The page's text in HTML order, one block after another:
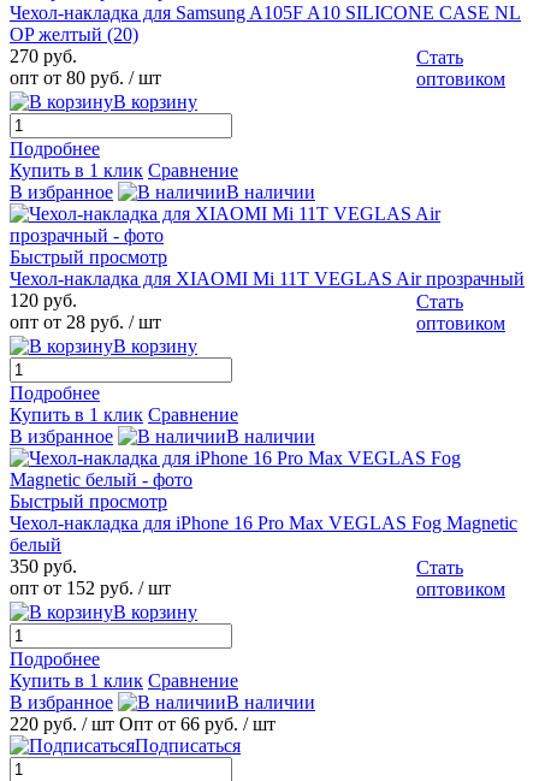
Чехол-накладка для Samsung A105F A10 SILICONE CASE NL
OP желтый (20)
270 руб.
опт от 80 руб. / шт
Стать
оптовиком
В корзину
Подробнее
Купить в 1 клик Сравнение
В избранное
В наличии
Быстрый просмотр
Чехол-накладка для XIAOMI Mi 11T VEGLAS Air прозрачный
120 руб.
опт от 28 руб. / шт
Стать
оптовиком
В корзину
Подробнее
Купить в 1 клик Сравнение
В избранное
В наличии
Быстрый просмотр
Чехол-накладка для iPhone 16 Pro Max VEGLAS Fog Magnetic
белый
350 руб.
опт от 152 руб. / шт
Стать
оптовиком
В корзину
Подробнее
Купить в 1 клик Сравнение
В избранное
В наличии
220 руб. / шт Опт от 66 руб. / шт
Подписаться